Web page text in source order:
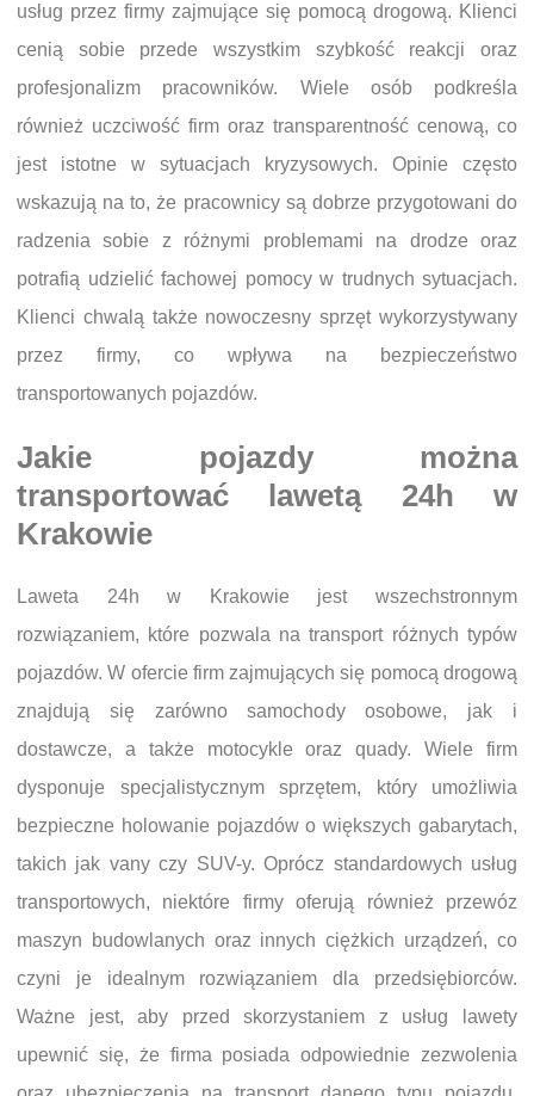
usług przez firmy zajmujące się pomocą drogową. Klienci
cenią sobie przede wszystkim szybkość reakcji oraz
profesjonalizm pracowników. Wiele osób podkreśla
również uczciwość firm oraz transparentność cenową, co
jest istotne w sytuacjach kryzysowych. Opinie często
wskazują na to, że pracownicy są dobrze przygotowani do
radzenia sobie z różnymi problemami na drodze oraz
potrafią udzielić fachowej pomocy w trudnych sytuacjach.
Klienci chwalą także nowoczesny sprzęt wykorzystywany
przez firmy, co wpływa na bezpieczeństwo
transportowanych pojazdów.
Jakie pojazdy można
transportować lawetą 24h w
Krakowie
Laweta 24h w Krakowie jest wszechstronnym
rozwiązaniem, które pozwala na transport różnych typów
pojazdów. W ofercie firm zajmujących się pomocą drogową
znajdują się zarówno samochody osobowe, jak i
dostawcze, a także motocykle oraz quady. Wiele firm
dysponuje specjalistycznym sprzętem, który umożliwia
bezpieczne holowanie pojazdów o większych gabarytach,
takich jak vany czy SUV-y. Oprócz standardowych usług
transportowych, niektóre firmy oferują również przewóz
maszyn budowlanych oraz innych ciężkich urządzeń, co
czyni je idealnym rozwiązaniem dla przedsiębiorców.
Ważne jest, aby przed skorzystaniem z usług lawety
upewnić się, że firma posiada odpowiednie zezwolenia